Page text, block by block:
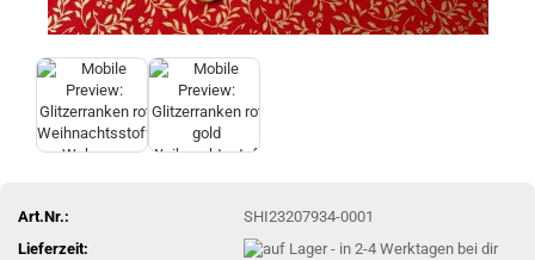
Art.Nr.:
SHI23207934-0001
Lieferzeit: